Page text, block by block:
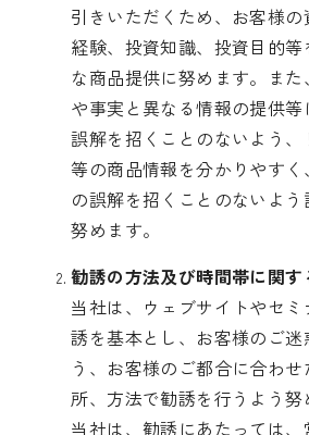
引きいただくため、お客様
経験、投資知識、投資目的
な商品提供に努めます。ま
や事実と異なる情報の提供
誤解を招くことのないよう
等の商品情報を分かりやす
の誤解を招くことのないよ
努めます。
勧誘の方法及び時間帯に関
当社は、ウェブサイトやセ
誘を基本とし、お客様のご迷
う、お客様のご都合に合わ
所、方法で勧誘を行うよう努
当社は、勧誘にあたっては